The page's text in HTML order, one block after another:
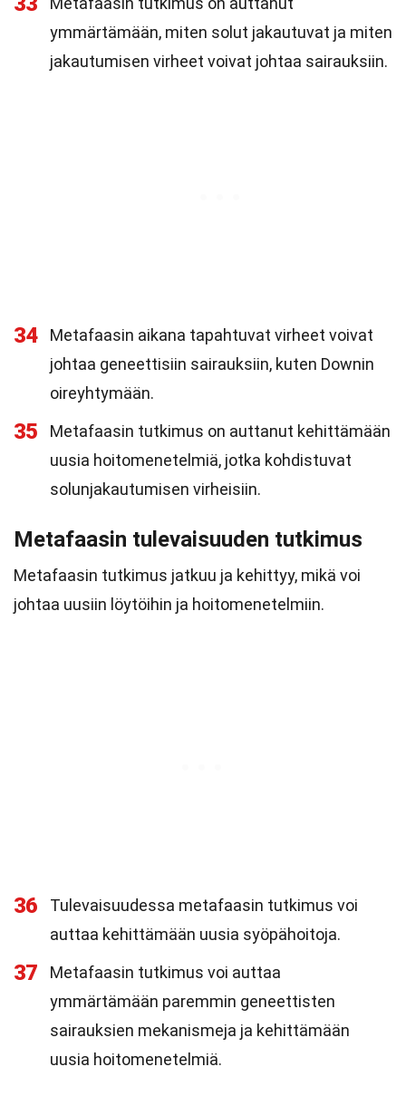
ymmärtämään, miten solut jakautuvat ja miten
jakautumisen virheet voivat johtaa sairauksiin.
34
Metafaasin aikana tapahtuvat virheet voivat
johtaa geneettisiin sairauksiin, kuten Downin
oireyhtymään.
35
Metafaasin tutkimus on auttanut kehittämään
uusia hoitomenetelmiä, jotka kohdistuvat
solunjakautumisen virheisiin.
Metafaasin tulevaisuuden tutkimus
Metafaasin tutkimus jatkuu ja kehittyy, mikä voi
johtaa uusiin löytöihin ja hoitomenetelmiin.
36
Tulevaisuudessa metafaasin tutkimus voi
auttaa kehittämään uusia syöpähoitoja.
37
Metafaasin tutkimus voi auttaa
ymmärtämään paremmin geneettisten
sairauksien mekanismeja ja kehittämään
uusia hoitomenetelmiä.